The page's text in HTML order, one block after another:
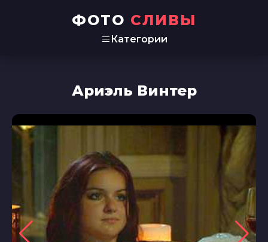
ФОТО СЛИВЫ
Категории
Ариэль Винтер